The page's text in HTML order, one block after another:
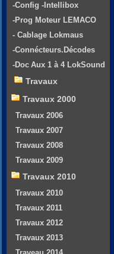
-Config -Intellibox
-Prog Moteur LEMACO
- Cablage Lokmaus
-Connécteurs.Décodes
-Doc Aux 1 à 4 LokSound
Travaux
Travaux 2000
Travaux 2006
Travaux 2007
Travaux 2008
Travaux 2009
Travaux 2010
Travaux 2010
Travaux 2011
Travaux 2012
Travaux 2013